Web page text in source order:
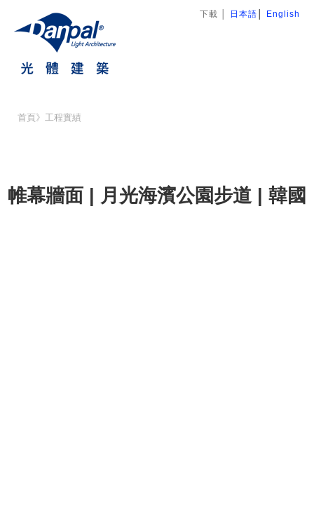
下載 日本語 English
首頁》 工程實績
帷幕牆面 | 月光海濱公園步道 | 韓國